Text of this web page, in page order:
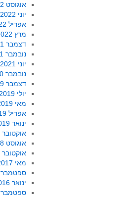
אוגוסט 2022
יוני 2022
אפריל 2022
מרץ 2022
דצמבר 2021
נובמבר 2021
יוני 2021
נובמבר 2020
דצמבר 2019
יולי 2019
מאי 2019
אפריל 2019
ינואר 2019
אוקטובר 2018
אוגוסט 2018
אוקטובר 2017
מאי 2017
ספטמבר 2016
ינואר 2016
ספטמבר 2015